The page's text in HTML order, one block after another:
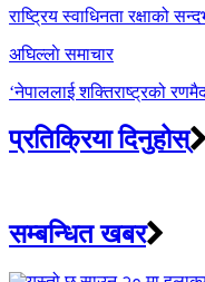
navigation
राष्ट्रिय स्वाधिनता रक्षाको
अघिल्लाे समाचार
‘नेपाललाई शक्तिराष्ट्रको
प्रतिक्रिया दिनुहोस्
सम्बन्धित खबर